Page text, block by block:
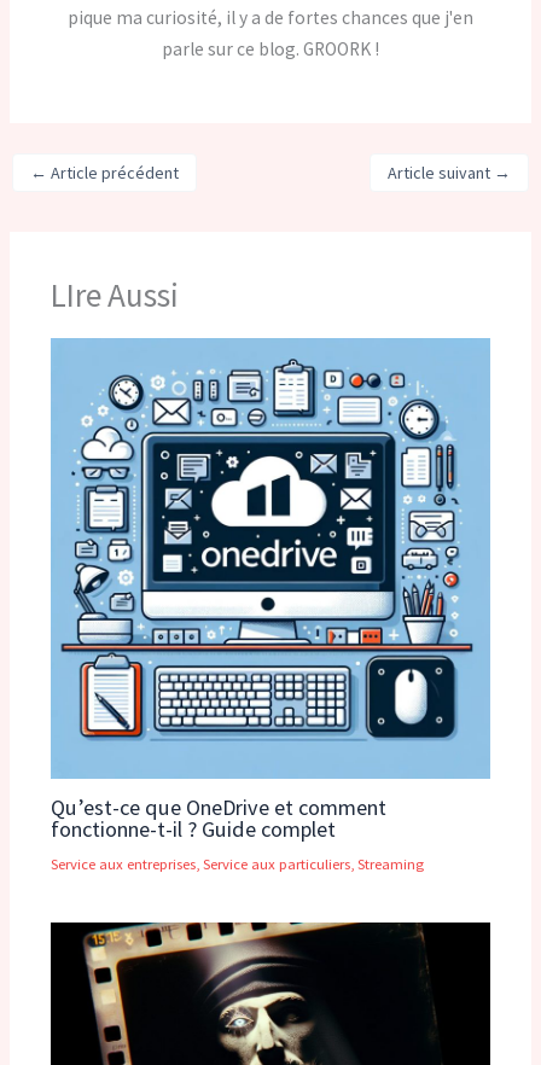
pique ma curiosité, il y a de fortes chances que j'en
parle sur ce blog. GROORK !
← Article précédent Article suivant →
LIre Aussi
Qu’est-ce que OneDrive et comment
fonctionne-t-il ? Guide complet
Service aux entreprises, Service aux particuliers, Streaming